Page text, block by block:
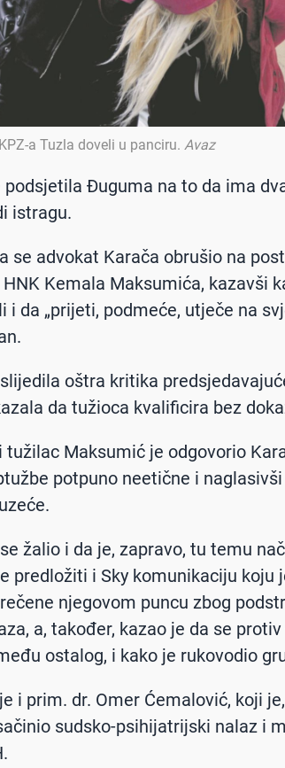
a Tuzla doveli u panciru. Avaz
podsjetila Đuguma na to da ima
istragu.
se advokat Karača obrušio na
Kemala Maksumića, kazavši
i da „prijeti, podmeće, utječe na
oštra kritika
da tužioca kvalificira bez
tužilac Maksumić je odgovorio
potpuno neetične i
žalio i da je, zapravo, tu temu
predložiti i Sky komunikaciju koju
njegovom puncu zbog
a, također, kazao je da se
ostalog, i kako je rukovodio
i prim. dr. Omer Ćemalović, koji
sudsko-psihijatrijski nalaz i